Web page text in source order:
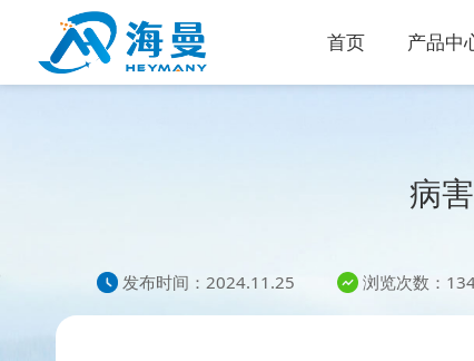
首页 产品中
病
发布时间：2024.11.25 浏览次数：